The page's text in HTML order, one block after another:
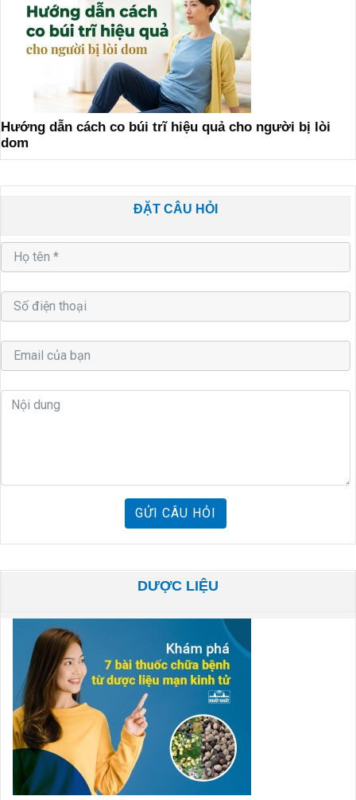
Hướng dẫn cách co búi trĩ hiệu quả cho người bị lòi
dom
ĐẶT CÂU HỎI
GỬI CÂU HỎI
DƯỢC LIỆU